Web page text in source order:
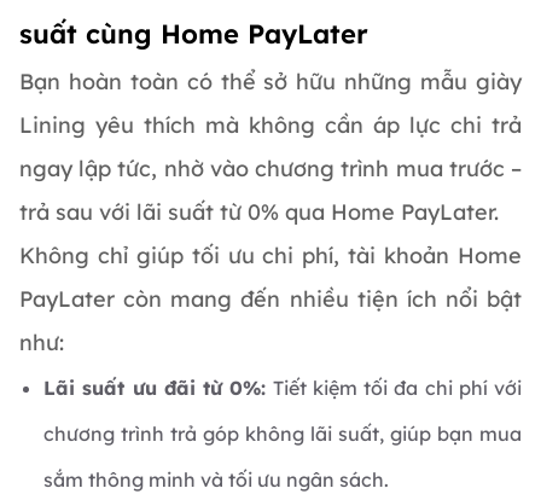
suất cùng Home PayLater
Bạn hoàn toàn có thể sở hữu những mẫu giày
Lining yêu thích mà không cần áp lực chi trả
ngay lập tức, nhờ vào chương trình mua trước –
trả sau với lãi suất từ 0% qua Home PayLater.
Không chỉ giúp tối ưu chi phí, tài khoản Home
PayLater còn mang đến nhiều tiện ích nổi bật
như:
Lãi suất ưu đãi từ 0%: Tiết kiệm tối đa chi phí với
chương trình trả góp không lãi suất, giúp bạn mua
sắm thông minh và tối ưu ngân sách.